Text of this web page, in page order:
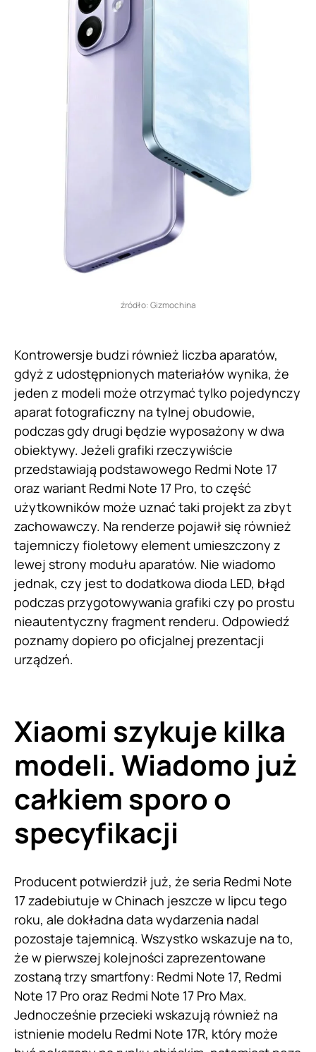
źródło: Gizmochina
Kontrowersje budzi również liczba aparatów,
gdyż z udostępnionych materiałów wynika, że
jeden z modeli może otrzymać tylko pojedynczy
aparat fotograficzny na tylnej obudowie,
podczas gdy drugi będzie wyposażony w dwa
obiektywy. Jeżeli grafiki rzeczywiście
przedstawiają podstawowego Redmi Note 17
oraz wariant Redmi Note 17 Pro, to część
użytkowników może uznać taki projekt za zbyt
zachowawczy. Na renderze pojawił się również
tajemniczy fioletowy element umieszczony z
lewej strony modułu aparatów. Nie wiadomo
jednak, czy jest to dodatkowa dioda LED, błąd
podczas przygotowywania grafiki czy po prostu
nieautentyczny fragment renderu. Odpowiedź
poznamy dopiero po oficjalnej prezentacji
urządzeń.
Xiaomi szykuje kilka
modeli. Wiadomo już
całkiem sporo o
specyfikacji
Producent potwierdził już, że seria Redmi Note
17 zadebiutuje w Chinach jeszcze w lipcu tego
roku, ale dokładna data wydarzenia nadal
pozostaje tajemnicą. Wszystko wskazuje na to,
że w pierwszej kolejności zaprezentowane
zostaną trzy smartfony: Redmi Note 17, Redmi
Note 17 Pro oraz Redmi Note 17 Pro Max.
Jednocześnie przecieki wskazują również na
istnienie modelu Redmi Note 17R, który może